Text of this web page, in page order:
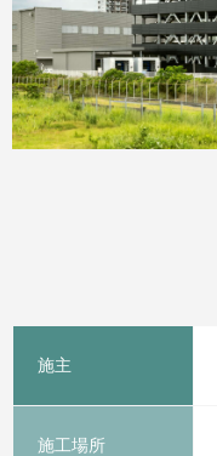
施主
施工場所